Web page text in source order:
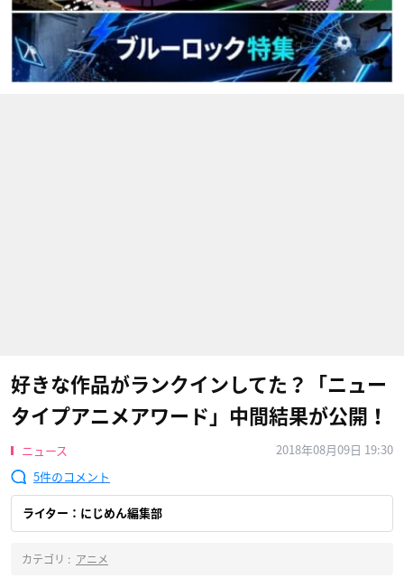
好きな作品がランクインしてた？「ニュー
タイプアニメアワード」中間結果が公開！
ニュース
2018年08月09日 19:30
5
ライター：にじめん編集部
カテゴリ : アニメ